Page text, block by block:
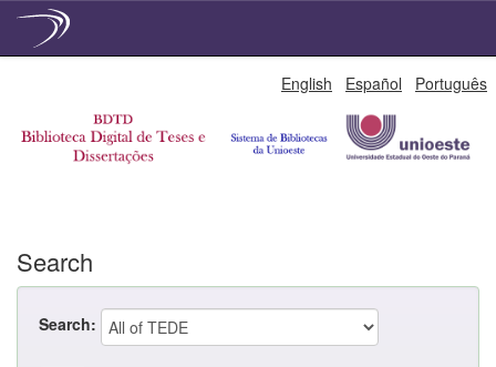
English Español Português
Search
Search: